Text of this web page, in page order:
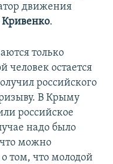
движения
Кривенко.
только
человек остается
российского
В Крыму
российское
надо было
что можно
о том, что молодой